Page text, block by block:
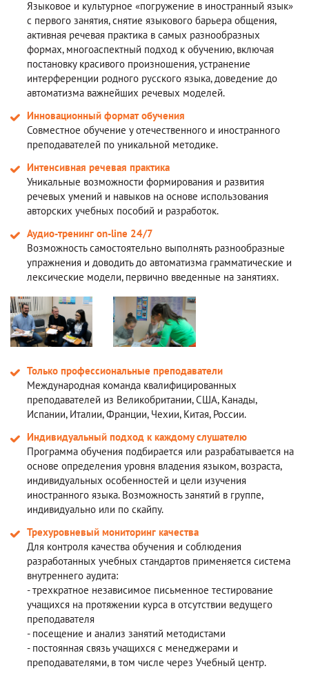
Языковое и культурное «погружение в иностранный язык»
с первого занятия, снятие языкового барьера общения,
активная речевая практика в самых разнообразных
формах, многоаспектный подход к обучению, включая
постановку красивого произношения, устранение
интерференции родного русского языка, доведение до
автоматизма важнейших речевых моделей.
Инновационный формат обучения
Совместное обучение у отечественного и иностранного
преподавателей по уникальной методике.
Интенсивная речевая практика
Уникальные возможности формирования и развития
речевых умений и навыков на основе использования
авторских учебных пособий и разработок.
Аудио-тренинг on-line 24/7
Возможность самостоятельно выполнять разнообразные
упражнения и доводить до автоматизма грамматические и
лексические модели, первично введенные на занятиях.
Только профессиональные преподаватели
Международная команда квалифицированных
преподавателей из Великобритании, США, Канады,
Испании, Италии, Франции, Чехии, Китая, России.
Индивидуальный подход к каждому слушателю
Программа обучения подбирается или разрабатывается на
основе определения уровня владения языком, возраста,
индивидуальных особенностей и цели изучения
иностранного языка. Возможность занятий в группе,
индивидуально или по скайпу.
Трехуровневый мониторинг качества
Для контроля качества обучения и соблюдения
разработанных учебных стандартов применяется система
внутреннего аудита:
- трехкратное независимое письменное тестирование
учащихся на протяжении курса в отсутствии ведущего
преподавателя
- посещение и анализ занятий методистами
- постоянная связь учащихся с менеджерами и
преподавателями, в том числе через Учебный центр.